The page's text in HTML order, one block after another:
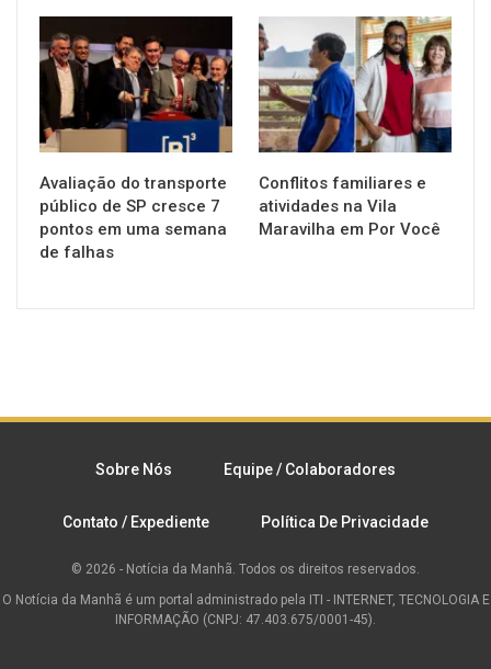
NOTÍCIAS
Avaliação do transporte
público de SP cresce 7
pontos em uma semana
de falhas
NOTÍCIAS
Conflitos familiares e
atividades na Vila
Maravilha em Por Você
Sobre Nós Equipe / Colaboradores
Contato / Expediente Política De Privacidade
© 2026 - Notícia da Manhã. Todos os direitos reservados.
O Notícia da Manhã é um portal administrado pela ITI - INTERNET, TECNOLOGIA E
INFORMAÇÃO (CNPJ: 47.403.675/0001-45).